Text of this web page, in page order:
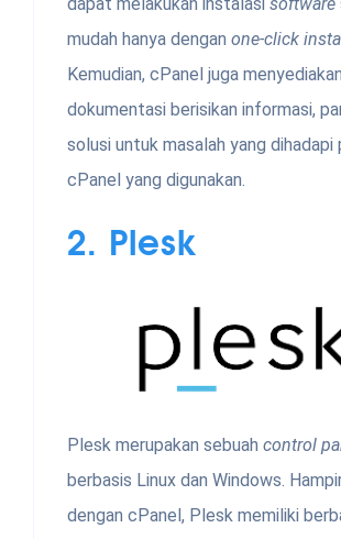
mudah hanya dengan one-click
Kemudian, cPanel juga menyediakan
dokumentasi berisikan informasi,
solusi untuk masalah yang dihadapi
cPanel yang digunakan.
2. Plesk
Plesk merupakan sebuah control
berbasis Linux dan Windows.
dengan cPanel, Plesk memiliki